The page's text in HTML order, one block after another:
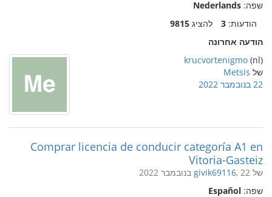
שפה: Nederlands
הודעות: 3 להציג 9815
הודעה אחרונה
(nl)
krucvortenigmo
של Metsis
22 בנובמבר 2022
Comprar licencia de conducir categoría A1 en
Vitoria-Gasteiz
של givik69116, 22 בנובמבר 2022
שפה: Español